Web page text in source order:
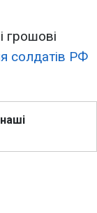
грошові
солдатів РФ